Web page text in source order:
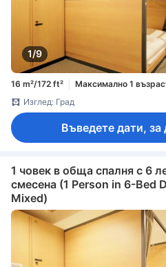
1/9
16 m²/172 ft² Максимално 1
Изглед: Град
Въведете дати, за
1 човек в обща спалня с 6
смесена (1 Person in 6-Bed
Mixed)